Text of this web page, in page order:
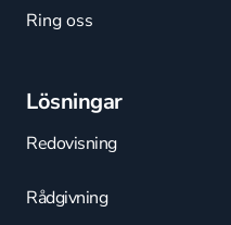
Ring oss
Lösningar
Redovisning
Rådgivning